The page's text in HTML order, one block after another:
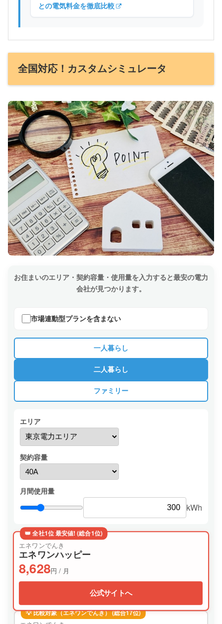
との電気料金を徹底比較
全国対応！カスタムシミュレータ
お住まいのエリア・契約容量・使用量を入力すると最安の電力
会社が見つかります。
市場連動型プランを含まない
一人暮らし
二人暮らし
ファミリー
エリア
契約容量
月間使用量
kWh
👑 全社1位 最安値! (総合1位)
エネワンでんき
エネワンハッピー
8,628円 / 月
公式サイトへ
💡 比較対象（エネワンでんき） (総合17位)